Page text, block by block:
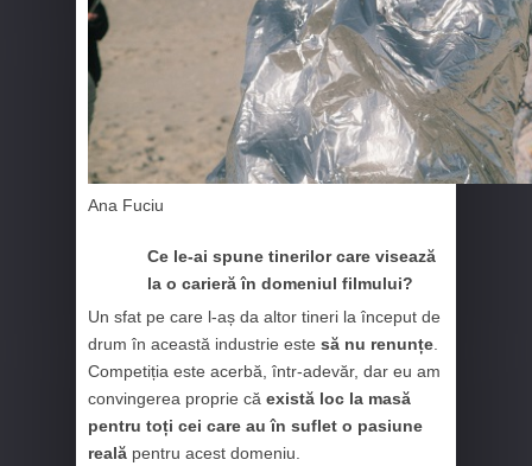
Ana Fuciu
Ce le-ai spune tinerilor care visează
la o carieră în domeniul filmului?
Un sfat pe care l-aș da altor tineri la început de
drum în această industrie este să nu renunțe
Competiția este acerbă, într-adevăr, dar eu am
convingerea proprie că există loc la masă
pentru toți cei care au în suflet o pasiune
reală pentru acest domeniu.